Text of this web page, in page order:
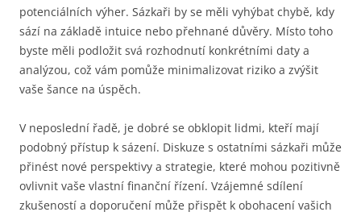
potenciálních výher. Sázkaři by se měli vyhýbat chybě, kdy
sází na základě intuice nebo přehnané důvěry. Místo toho
byste měli podložit svá rozhodnutí konkrétními daty a
analýzou, což vám pomůže minimalizovat riziko a zvýšit
vaše šance na úspěch.
V neposlední řadě, je dobré se obklopit lidmi, kteří mají
podobný přístup k sázení. Diskuze s ostatními sázkaři může
přinést nové perspektivy a strategie, které mohou pozitivně
ovlivnit vaše vlastní finanční řízení. Vzájemné sdílení
zkušeností a doporučení může přispět k obohacení vašich